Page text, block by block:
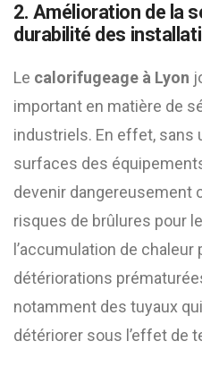
2. Amélioration de la
durabilité des
Le calorifugeage à Lyon
important en matière de
industriels. En effet, sans
surfaces des
devenir dangereusement
risques de brûlures pour
l’accumulation de
détériorations
notamment des tuyaux
détériorer sous l’effet de